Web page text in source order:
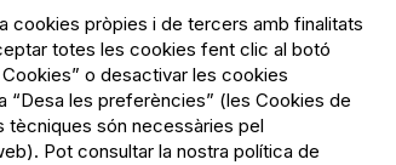
cookies pròpies i de tercers amb finalitats
totes les cookies fent clic al botó
o desactivar les cookies
“Desa les preferències” (les Cookies de
tècniques són necessàries pel
Pot consultar la nostra política de